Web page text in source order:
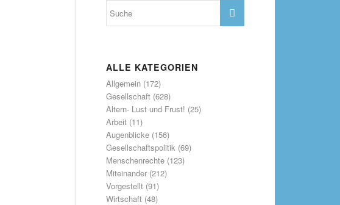
ALLE KATEGORIEN
Allgemein(172)
Gesellschaft(628)
Altern- Lust und Frust! (25)
Arbeit(11)
Augenblicke(156)
Gesellschaftspolitik(69)
Menschenrechte(123)
Miteinander(212)
Vorgestellt(91)
Wirtschaft(48)